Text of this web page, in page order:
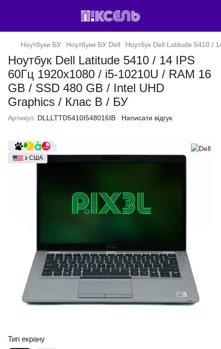
Ноутбуки БУ Ноутбуки БУ Dell Ноутбук Dell Latitude 5410 /
Ноутбук Dell Latitude 5410 / 14 IPS
60Гц 1920x1080 / i5-10210U / RAM 16
GB / SSD 480 GB / Intel UHD
Graphics / Клас B / БУ
Артикул: DLLLTTD5410I548016IB Написати відгук
з США
Тип екрану